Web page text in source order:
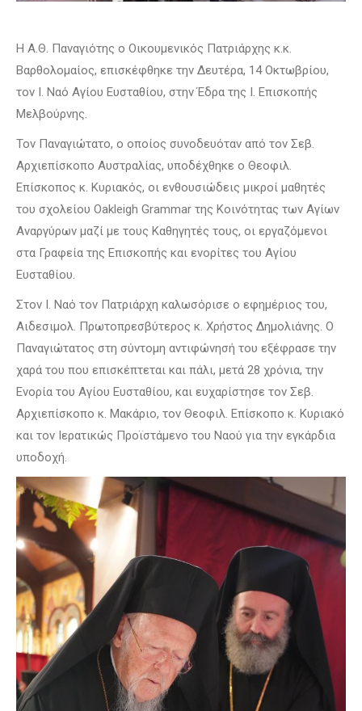
Η Α.Θ. Παναγιότης ο Οικουμενικός Πατριάρχης κ.κ.
Βαρθολομαίος, επισκέφθηκε την Δευτέρα, 14 Οκτωβρίου,
τον Ι. Ναό Αγίου Ευσταθίου, στην Έδρα της Ι. Επισκοπής
Μελβούρνης.
Τον Παναγιώτατο, ο οποίος συνοδευόταν από τον Σεβ.
Αρχιεπίσκοπο Αυστραλίας, υποδέχθηκε ο Θεοφιλ.
Επίσκοπος κ. Κυριακός, οι ενθουσιώδεις μικροί μαθητές
του σχολείου Oakleigh Grammar της Κοινότητας των Αγίων
Αναργύρων μαζί με τους Καθηγητές τους, οι εργαζόμενοι
στα Γραφεία της Επισκοπής και ενορίτες του Αγίου
Ευσταθίου.
Στον Ι. Ναό τον Πατριάρχη καλωσόρισε ο εφημέριος του,
Αιδεσιμολ. Πρωτοπρεσβύτερος κ. Χρήστος Δημολιάνης. Ο
Παναγιώτατος στη σύντομη αντιφώνησή του εξέφρασε την
χαρά του που επισκέπτεται και πάλι, μετά 28 χρόνια, την
Ενορία του Αγίου Ευσταθίου, και ευχαρίστησε τον Σεβ.
Αρχιεπίσκοπο κ. Μακάριο, τον Θεοφιλ. Επίσκοπο κ. Κυριακό
και τον Ιερατικώς Προϊστάμενο του Ναού για την εγκάρδια
υποδοχή.